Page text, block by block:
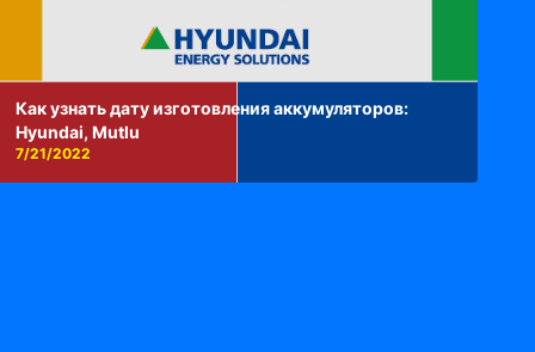
Как узнать дату изготовления аккумуляторов:
Hyundai, Mutlu
7/21/2022